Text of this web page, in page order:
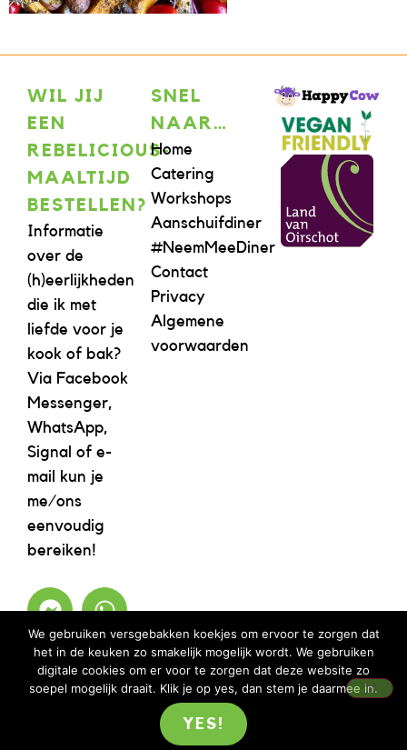
WIL JIJ
EEN
REBELICIOUS-
MAALTIJD
BESTELLEN?
Informatie
over de
(h)eerlijkheden
die ik met
liefde voor je
kook of bak?
Via Facebook
Messenger,
WhatsApp,
Signal of e-
mail kun je
me/ons
eenvoudig
bereiken!
SNEL
NAAR…
Home
Catering
Workshops
Aanschuifdiner
#NeemMeeDiner
Contact
Privacy
Algemene
voorwaarden
©2023 REBELICIOUS – ALLE RECHTEN VOORBEHOUDEN | WEBSITE ISM
We gebruiken versgebakken koekjes om ervoor te zorgen dat
het in de keuken zo smakelijk mogelijk wordt. We gebruiken
digitale cookies om er voor te zorgen dat deze website zo
soepel mogelijk draait. Klik je op yes, dan stem je daarmee in.
YES!